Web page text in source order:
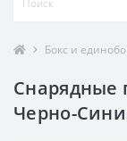
Бокс и
Снарядные
Черно-